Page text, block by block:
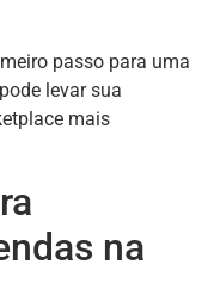
passo para uma
levar sua
mais
na